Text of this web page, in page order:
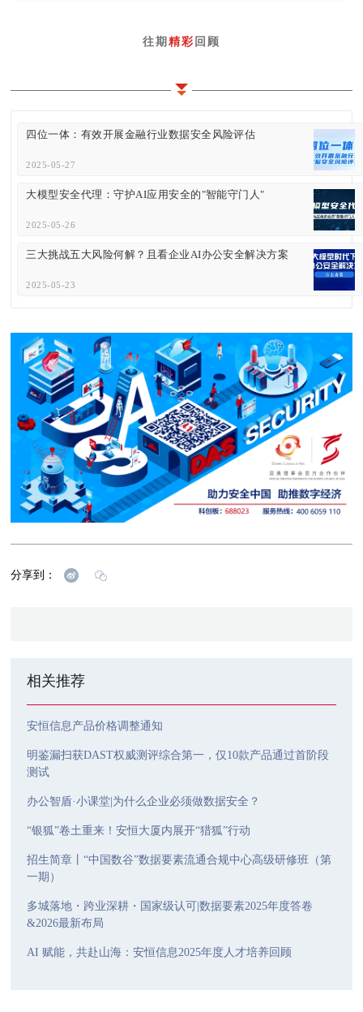
往期精彩回顾
四位一体：有效开展金融行业数据安全风险评估
2025-05-27
大模型安全代理：守护AI应用安全的"智能守门人"
2025-05-26
三大挑战五大风险何解？且看企业AI办公安全解决方案
2025-05-23
分享到：
相关推荐
安恒信息产品价格调整通知
明鉴漏扫获DAST权威测评综合第一，仅10款产品通过首阶段
测试
办公智盾·小课堂|为什么企业必须做数据安全？
“银狐”卷土重来！安恒大厦内展开“猎狐”行动
招生简章丨“中国数谷”数据要素流通合规中心高级研修班（第
一期）
多城落地・跨业深耕・国家级认可|数据要素2025年度答卷
&2026最新布局
AI 赋能，共赴山海：安恒信息2025年度人才培养回顾